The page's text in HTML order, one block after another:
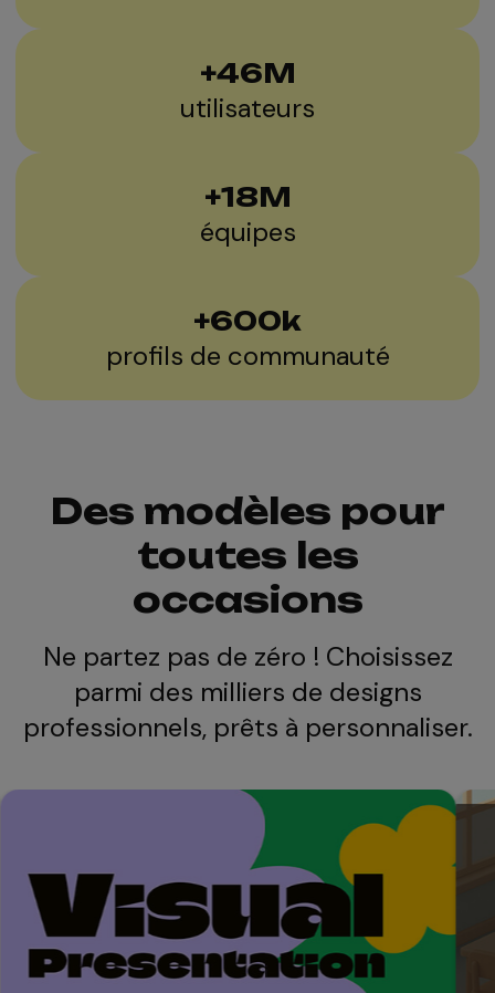
En savoir plus
En savoir plus
En savoir plus
+46M
utilisateurs
+18M
équipes
+600k
profils de communauté
Des modèles pour
toutes les
occasions
Ne partez pas de zéro ! Choisissez
parmi des milliers de designs
professionnels, prêts à personnaliser.